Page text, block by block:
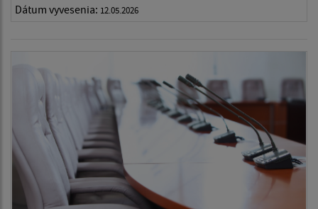
Dátum vyvesenia: 12.05.2026